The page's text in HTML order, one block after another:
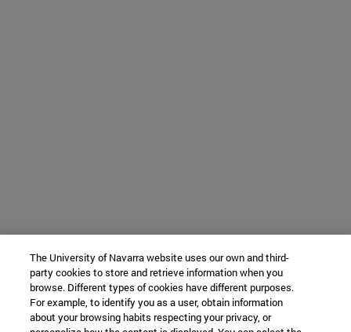
The University of Navarra website uses our own and third-
party cookies to store and retrieve information when you
browse. Different types of cookies have different purposes.
For example, to identify you as a user, obtain information
about your browsing habits respecting your privacy, or